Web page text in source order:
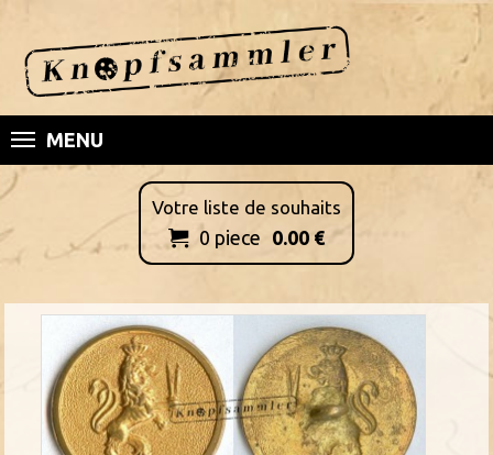
MENU
Votre liste de souhaits
 0 piece 0.00 €